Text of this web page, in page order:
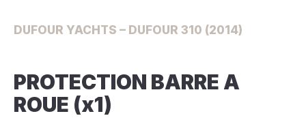
DUFOUR YACHTS – DUFOUR 310 (2014)
PROTECTION BARRE A
ROUE (x1)